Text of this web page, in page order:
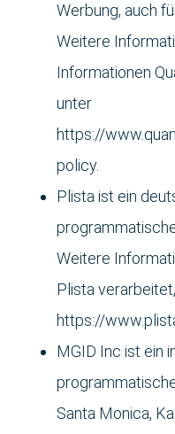
Werbung, auch
Weitere
Informationen
unter
https://
policy.
Plista ist ein
Weitere
Plista
https://
MGID Inc ist ein
Santa Monica,